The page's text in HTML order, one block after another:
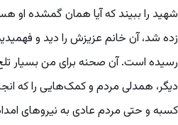
شهید را ببیند که آیا همان گمشده او
زده شد، آن خانم عزیزش را دید و
رسیده است. آن صحنه برای من بسیار
دیگر، همدلی مردم و کمک‌هایی را که
کسبه و حتی مردم عادی به نیروهای